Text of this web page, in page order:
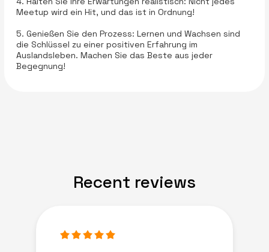
Meetup wird ein Hit, und das ist in Ordnung!
5. Genießen Sie den Prozess: Lernen und Wachsen sind
die Schlüssel zu einer positiven Erfahrung im
Auslandsleben. Machen Sie das Beste aus jeder
Begegnung!
Recent reviews